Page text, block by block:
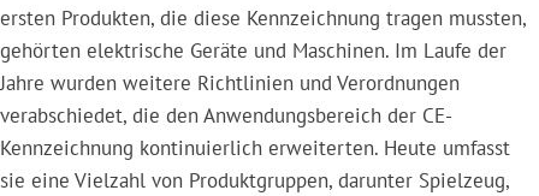
ersten Produkten, die diese Kennzeichnung tragen mussten,
gehörten elektrische Geräte und Maschinen. Im Laufe der
Jahre wurden weitere Richtlinien und Verordnungen
verabschiedet, die den Anwendungsbereich der CE-
Kennzeichnung kontinuierlich erweiterten. Heute umfasst
sie eine Vielzahl von Produktgruppen, darunter Spielzeug,